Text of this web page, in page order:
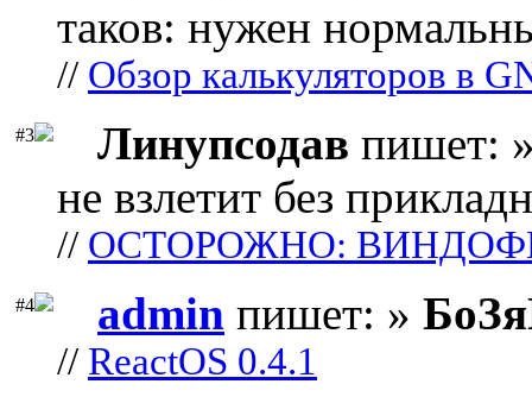
таков: нужен
// Обзор калькуляторов в
#3 Линупсодав пишет:
не взлетит без
// ОСТОРОЖНО:
#4 admin пишет: »
// ReactOS 0.4.1